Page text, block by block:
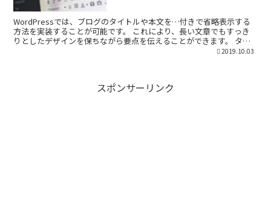
WordPressでは、ブログのタイトルや本文を…付きで省略表示する
方法を実装することが可能です。 これにより、長い文章でもすっき
りとしたデザインを保ちながら要点を伝えることができます。 タイ
2019.10.03
スポンサーリンク